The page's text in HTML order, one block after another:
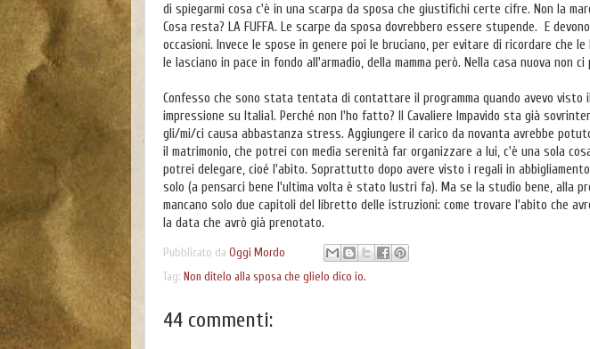
di spiegarmi cosa c'è in una scarpa da sposa che giustifichi certe cifre. Non la
Cosa resta? LA FUFFA. Le scarpe da sposa dovrebbero essere stupende. E
occasioni. Invece le spose in genere poi le bruciano, per evitare di ricordare che
le lasciano in pace in fondo all'armadio, della mamma però. Nella casa nuova non
Confesso che sono stata tentata di contattare il programma quando avevo visto
impressione su Italia1. Perché non l'ho fatto? Il Cavaliere Impavido sta già
gli/mi/ci causa abbastanza stress. Aggiungere il carico da novanta avrebbe
il matrimonio, che potrei con media serenità far organizzare a lui, c'è una sola
potrei delegare, cioé l'abito. Soprattutto dopo avere visto i regali in
solo (a pensarci bene l'ultima volta è stato lustri fa). Ma se la studio bene, alla
mancano solo due capitoli del libretto delle istruzioni: come trovare l'abito che
la data che avrò già prenotato.
Pubblicato da Oggi Mordo
Tag: Non ditelo alla sposa che glielo dico io.
44 commenti: